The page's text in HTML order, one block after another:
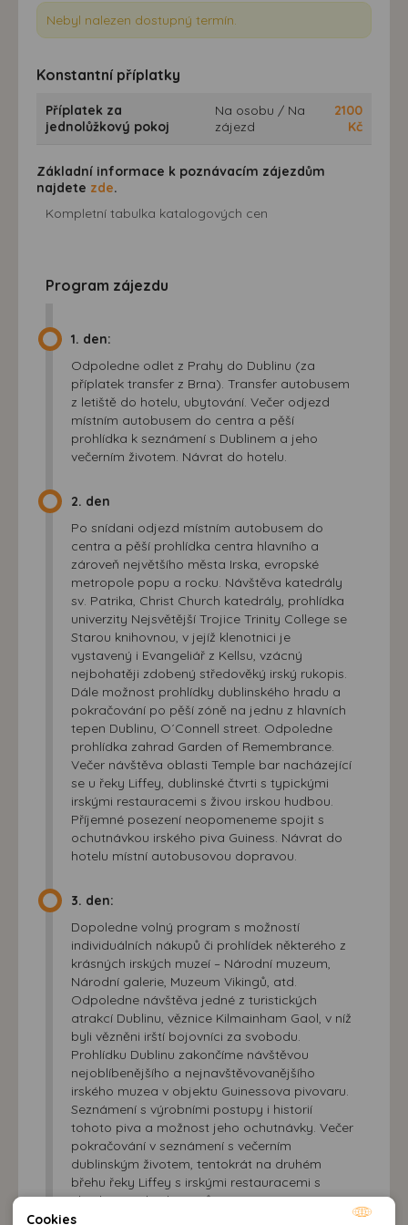
Nebyl nalezen dostupný termín.
Konstantní příplatky
Příplatek za
jednolůžkový pokoj
Na osobu / Na
zájezd
2100
Kč
Základní informace k poznávacím zájezdům
najdete zde.
Kompletní tabulka katalogových cen
Program zájezdu
1. den:
Odpoledne odlet z Prahy do Dublinu (za
příplatek transfer z Brna). Transfer autobusem
z letiště do hotelu, ubytování. Večer odjezd
místním autobusem do centra a pěší
prohlídka k seznámení s Dublinem a jeho
večerním životem. Návrat do hotelu.
2. den
Po snídani odjezd místním autobusem do
centra a pěší prohlídka centra hlavního a
zároveň největšího města Irska, evropské
metropole popu a rocku. Návštěva katedrály
sv. Patrika, Christ Church katedrály, prohlídka
univerzity Nejsvětější Trojice Trinity College se
Starou knihovnou, v jejíž klenotnici je
vystavený i Evangeliář z Kellsu, vzácný
nejbohatěji zdobený středověký irský rukopis.
Dále možnost prohlídky dublinského hradu a
pokračování po pěší zóně na jednu z hlavních
tepen Dublinu, O´Connell street. Odpoledne
prohlídka zahrad Garden of Remembrance.
Večer návštěva oblasti Temple bar nacházející
se u řeky Liffey, dublinské čtvrti s typickými
irskými restauracemi s živou irskou hudbou.
Příjemné posezení neopomeneme spojit s
ochutnávkou irského piva Guiness. Návrat do
hotelu místní autobusovou dopravou.
3. den:
Dopoledne volný program s možností
individuálních nákupů či prohlídek některého z
krásných irských muzeí – Národní muzeum,
Národní galerie, Muzeum Vikingů, atd.
Odpoledne návštěva jedné z turistických
atrakcí Dublinu, věznice Kilmainham Gaol, v níž
byli vězněni irští bojovníci za svobodu.
Prohlídku Dublinu zakončíme návštěvou
nejoblíbenějšího a nejnavštěvovanějšího
irského muzea v objektu Guinessova pivovaru.
Seznámení s výrobními postupy i historií
tohoto piva a možnost jeho ochutnávky. Večer
pokračování v seznámení s večerním
dublinským životem, tentokrát na druhém
břehu řeky Liffey s irskými restauracemi s
ukázkami irských tanců.
Cookies